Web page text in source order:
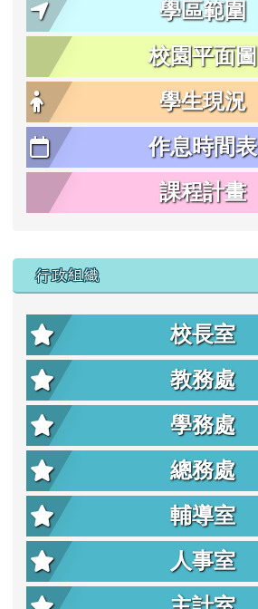
學區範圍
校園平面圖
學生現況
作息時間表
課程計畫
行政組織
校長室
教務處
學務處
總務處
輔導室
人事室